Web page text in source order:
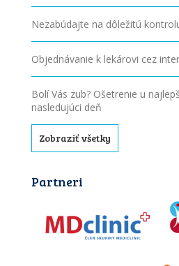
Nezabúdajte na dôležitú
Objednávanie k lekárovi cez
Bolí Vás zub? Ošetrenie u
nasledujúci deň
Zobraziť všetky
Partneri